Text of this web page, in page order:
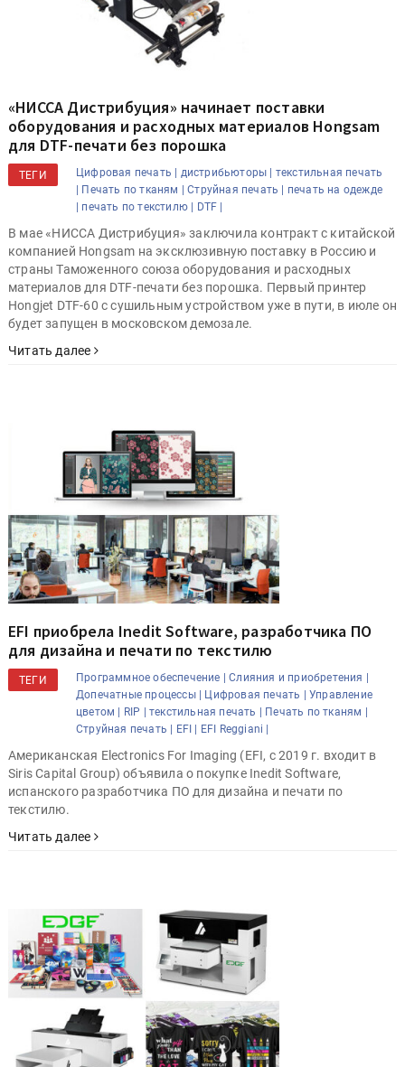
«НИССА Дистрибуция» начинает поставки
оборудования и расходных материалов Hongsam
для DTF-печати без порошка
ТЕГИ Цифровая печать | дистрибьюторы |
текстильная печать
Печать по тканям | Струйная печать |
печать на одежде
печать по текстилю | DTF |
В мае «НИССА Дистрибуция» заключила контракт с китайской
компанией Hongsam на эксклюзивную поставку в Россию и
страны Таможенного союза оборудования и расходных
материалов для DTF-печати без порошка. Первый принтер
Hongjet DTF-60 c сушильным устройством уже в пути, в июле он
будет запущен в московском демозале.
Читать далее
EFI приобрела Inedit Software, разработчика ПО
для дизайна и печати по текстилю
ТЕГИ Программное обеспечение |
Слияния и приобретения |
Допечатные процессы |
Цифровая печать |
Управление
цветом |
RIP | текстильная печать |
Печать по тканям |
Струйная печать |
EFI | EFI Reggiani |
Американская Electronics For Imaging (EFI, с 2019 г. входит в
Siris Capital Group) объявила о покупке Inedit Software,
испанского разработчика ПО для дизайна и печати по
текстилю.
Читать далее